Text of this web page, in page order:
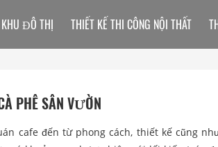
PHÊ SÂN VƯỜN
cafe đến từ phong cách, thiết kế cũng
KHU ĐÔ THỊ THIẾT KẾ THI CÔNG NỘI THẤT